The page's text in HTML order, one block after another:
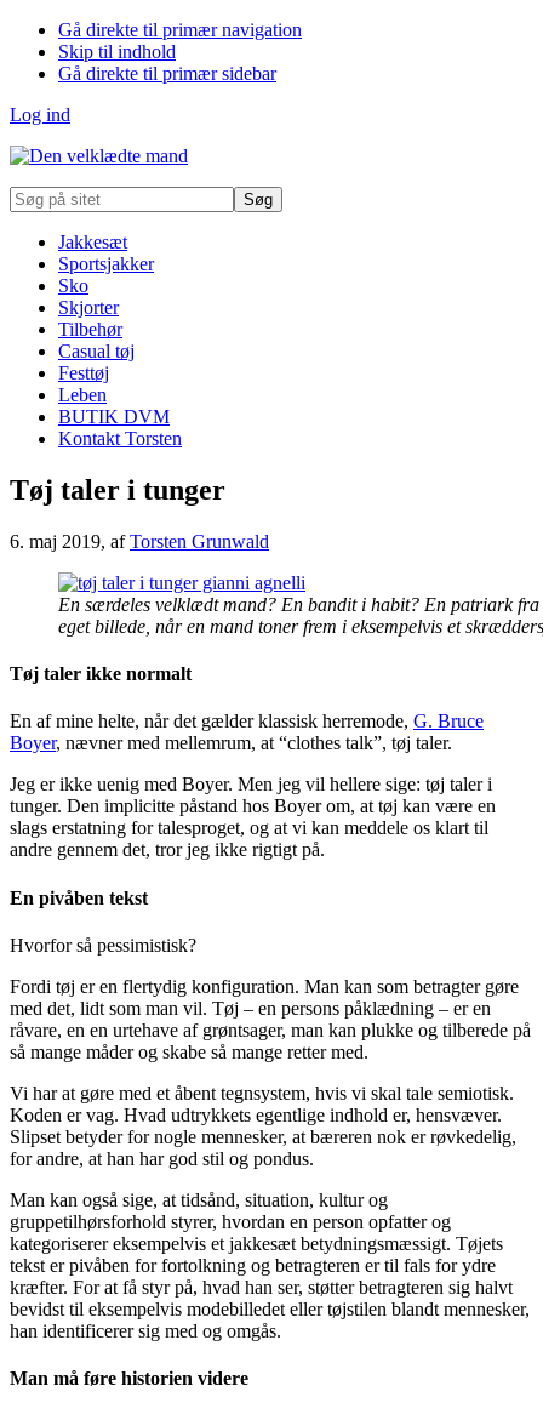
Gå direkte til primær navigation
Skip til indhold
Gå direkte til primær sidebar
Log ind
Søg
på
Jakkesæt
Sportsjakker
Sko
Skjorter
Tilbehør
Casual tøj
Festtøj
Leben
BUTIK DVM
Kontakt Torsten
Tøj taler i tunger
6. maj 2019, afTorsten Grunwald
En særdeles velklædt mand? En bandit i habit? En patriark
eget billede, når en mand toner frem i eksempelvis et
Tøj taler ikke normalt
En af mine helte, når det gælder klassisk herremode, G. Bruce
Boyer, nævner med mellemrum, at “clothes talk”, tøj taler.
Jeg er ikke uenig med Boyer. Men jeg vil hellere sige: tøj taler i
tunger. Den implicitte påstand hos Boyer om, at tøj kan være en
slags erstatning for talesproget, og at vi kan meddele os klart til
andre gennem det, tror jeg ikke rigtigt på.
En pivåben tekst
Hvorfor så pessimistisk?
Fordi tøj er en flertydig konfiguration. Man kan som betragter gøre
med det, lidt som man vil. Tøj – en persons påklædning – er en
råvare, en en urtehave af grøntsager, man kan plukke og tilberede på
så mange måder og skabe så mange retter med.
Vi har at gøre med et åbent tegnsystem, hvis vi skal tale semiotisk.
Koden er vag. Hvad udtrykkets egentlige indhold er, hensvæver.
Slipset betyder for nogle mennesker, at bæreren nok er røvkedelig,
for andre, at han har god stil og pondus.
Man kan også sige, at tidsånd, situation, kultur og
gruppetilhørsforhold styrer, hvordan en person opfatter og
kategoriserer eksempelvis et jakkesæt betydningsmæssigt. Tøjets
tekst er pivåben for fortolkning og betragteren er til fals for ydre
kræfter. For at få styr på, hvad han ser, støtter betragteren sig halvt
bevidst til eksempelvis modebilledet eller tøjstilen blandt mennesker,
han identificerer sig med og omgås.
Man må føre historien videre